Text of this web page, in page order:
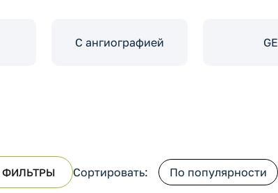
С ангиографией GE
ФИЛЬТРЫ Сортировать: По популярности